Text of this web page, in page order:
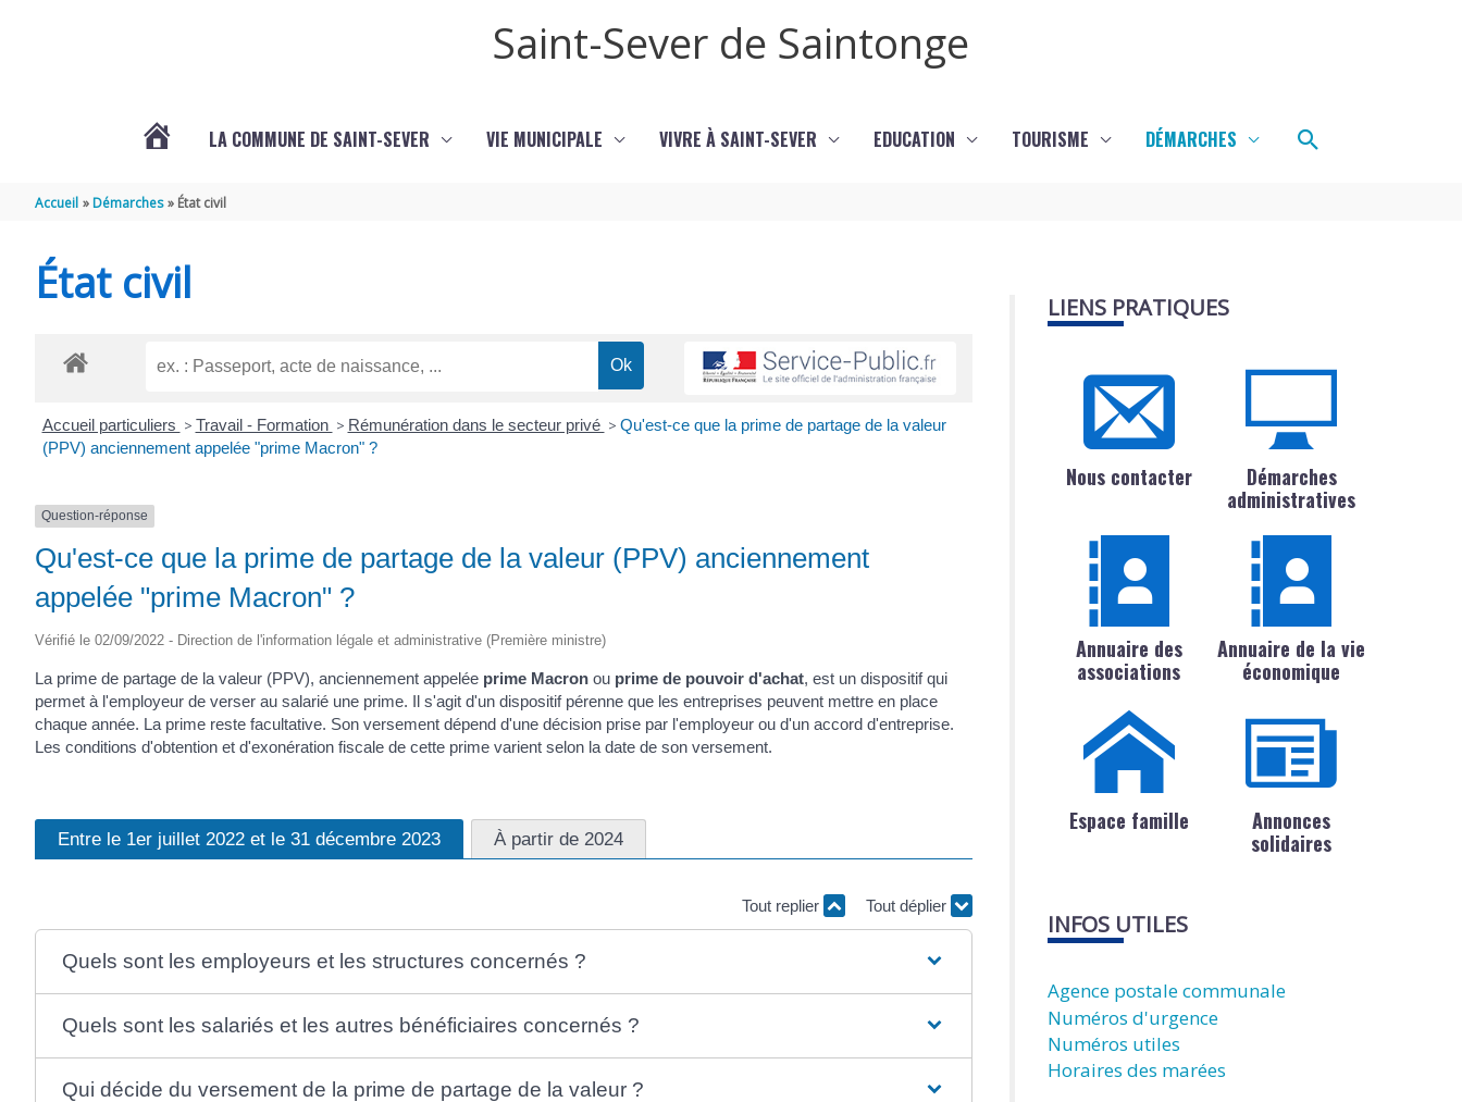
Saint-Sever de Saintonge
DE
SAINTONGE
LA COMMUNE DE SAINT-SEVER VIE MUNICIPALE VIVRE À SAINT-SEVER EDUCATION TOURISME DÉMARCHES Rechercher
Accueil Démarches État civil
État civil
Accueil particuliers > Travail - Formation > Rémunération dans le secteur privé > Qu'est-ce que la prime de partage de la valeur
(PPV) anciennement appelée "prime Macron" ?
Question-réponse
Qu'est-ce que la prime de partage de la valeur (PPV) anciennement
appelée "prime Macron" ?
Vérifié le 02/09/2022 - Direction de l'information légale et administrative (Première ministre)
La prime de partage de la valeur (PPV), anciennement appelée prime Macron ou prime de pouvoir d'achat, est un dispositif qui
permet à l'employeur de verser au salarié une prime. Il s'agit d'un dispositif pérenne que les entreprises peuvent mettre en place
chaque année. La prime reste facultative. Son versement dépend d'une décision prise par l'employeur ou d'un accord d'entreprise.
Les conditions d'obtention et d'exonération fiscale de cette prime varient selon la date de son versement.
Entre le 1er juillet 2022 et le 31 décembre 2023 À partir de 2024
Tout replier Tout déplier
Quels sont les employeurs et les structures concernés ?
Quels sont les salariés et les autres bénéficiaires concernés ?
Qui décide du versement de la prime de partage de la valeur ?
LIENS PRATIQUES
Nous contacter
Démarches
administratives
Annuaire des
associations
Annuaire de la vie
économique
Espace famille
Annonces
solidaires
INFOS UTILES
Agence postale communale
Numéros d'urgence
Numéros utiles
Horaires des marées